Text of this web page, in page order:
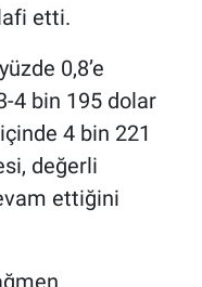
etti.
0,8’e
4 bin 195 dolar
4 bin 221
değerli
ettiğini